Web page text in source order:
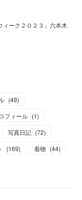
ィーク２０２３」六本木
(49)
フィール (1)
写真日記 (72)
(169) 着物 (44)